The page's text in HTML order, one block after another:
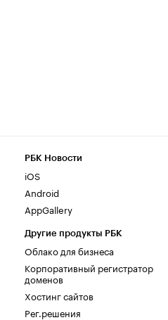
РБК Новости
iOS
Android
AppGallery
Другие продукты РБК
Облако для бизнеса
Корпоративный регистратор
доменов
Хостинг сайтов
Рег.решения